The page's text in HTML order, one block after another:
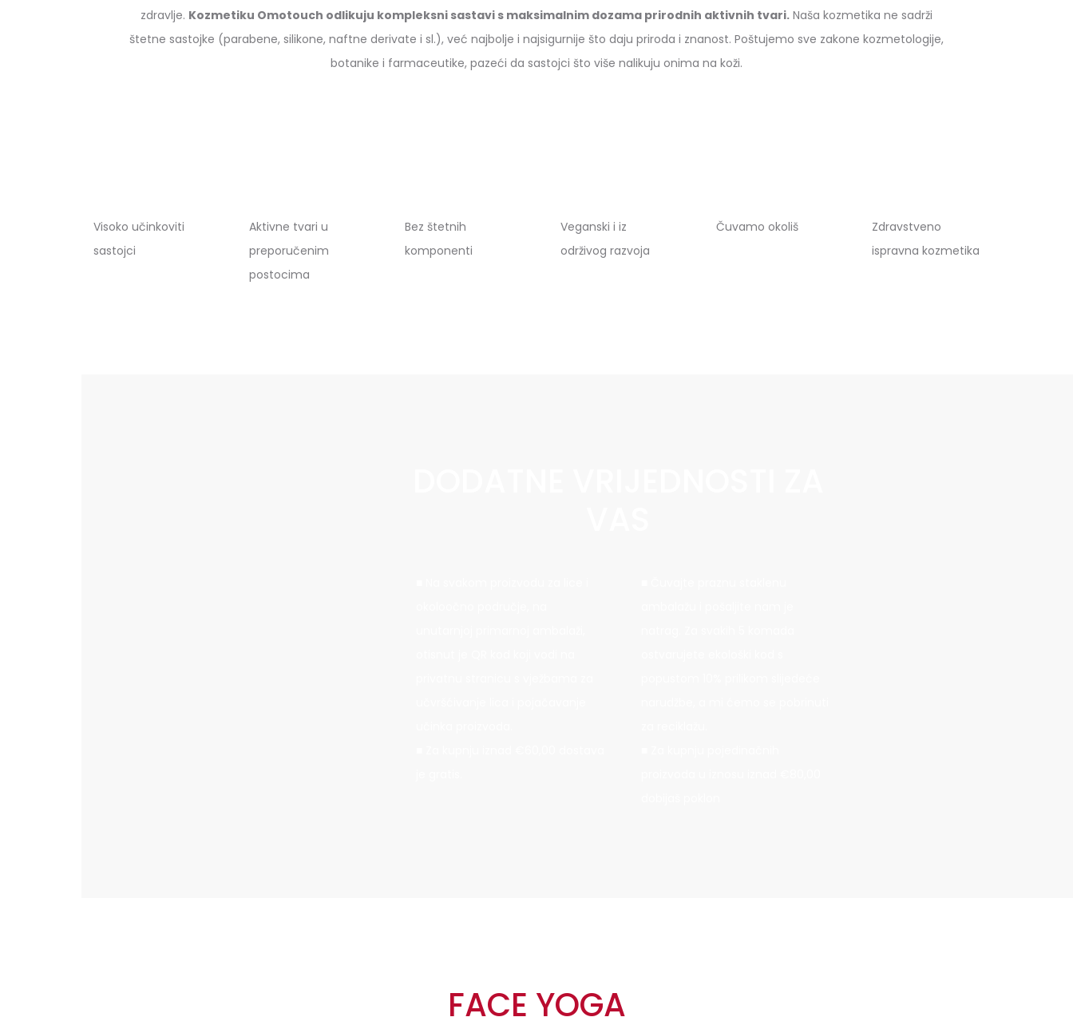
zdravlje. Kozmetiku Omotouch odlikuju kompleksni sastavi s maksimalnim dozama prirodnih aktivnih tvari. Naša kozmetika ne sadrži
štetne sastojke (parabene, silikone, naftne derivate i sl.), već najbolje i najsigurnije što daju priroda i znanost. Poštujemo sve zakone kozmetologije,
botanike i farmaceutike, pazeći da sastojci što više nalikuju onima na koži.
Visoko učinkoviti
sastojci
Aktivne tvari u
preporučenim
postocima
Bez štetnih
komponenti
Veganski i iz
održivog razvoja
Čuvamo okoliš
Zdravstveno
ispravna kozmetika
FACE YOGA